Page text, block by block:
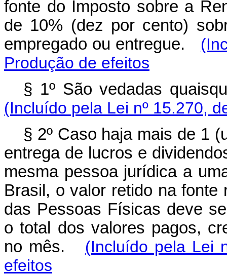
fonte do Imposto sobre a
de 10% (dez por cento)
empregado ou entregue.
Produção de efeitos
§ 1º São vedadas
(Incluído pela Lei nº 15.270,
§ 2º Caso haja mais de 1
entrega de lucros e
mesma pessoa jurídica a
Brasil, o valor retido na fonte
das Pessoas Físicas deve
o total dos valores pagos,
no mês.
(Incluído pela Lei
efeitos